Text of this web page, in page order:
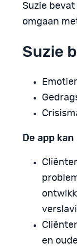
Suzie
omgaan
Suzie
De app
en